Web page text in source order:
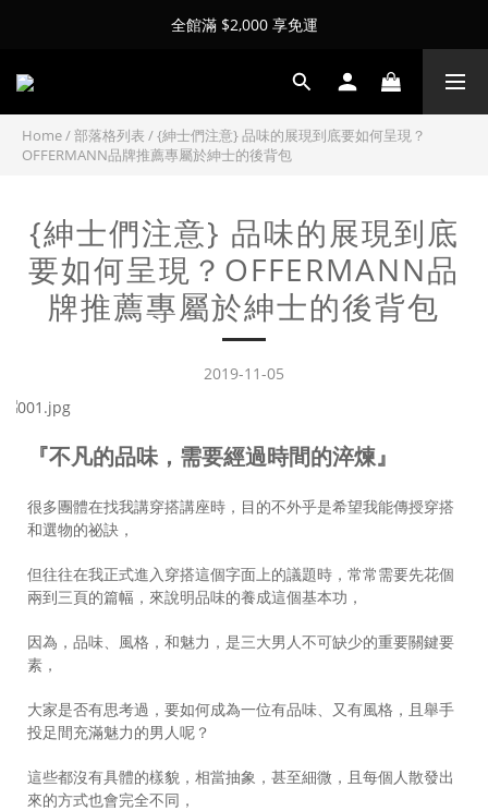
全館滿 $2,000 享免運
Home/部落格列表 /{紳士們注意} 品味的展現到底要如何呈現？
OFFERMANN品牌推薦專屬於紳士的後背包
{紳士們注意} 品味的展現到底
要如何呈現？OFFERMANN品
牌推薦專屬於紳士的後背包
2019-11-05
『不凡的品味，需要經過時間的淬煉』
很多團體在找我講穿搭講座時，目的不外乎是希望我能傳授穿搭
和選物的祕訣，
但往往在我正式進入穿搭這個字面上的議題時，常常需要先花個
兩到三頁的篇幅，來說明品味的養成這個基本功，
因為，品味、風格，和魅力，是三大男人不可缺少的重要關鍵要
素，
大家是否有思考過，要如何成為一位有品味、又有風格，且舉手
投足間充滿魅力的男人呢？
這些都沒有具體的樣貌，相當抽象，甚至細微，且每個人散發出
來的方式也會完全不同，